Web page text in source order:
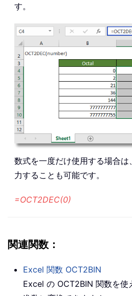
す。
数式を一度だけ使用する場合
力することも可能です。
=OCT2DEC(0)
関連関数：
Excel 関数 OCT2BIN
Excel の OCT2BIN 関数を使